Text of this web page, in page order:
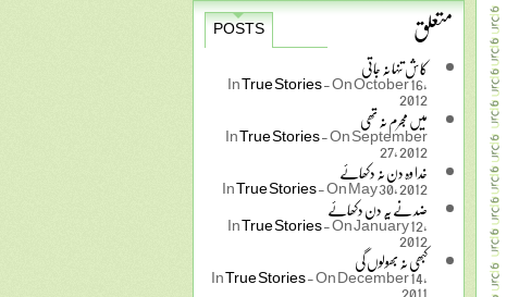
متعلق
POSTS
کاش تنہا نہ جاتی
InTrue Stories-On October 16,
2012
میں مجرم نہ تھی InTrue Stories-On September
27, 2012
خدا وہ دن نہ دکھائے InTrue Stories-On May 30, 2012
ضد نے یہ دن دکھائے InTrue Stories-On January 12,
2012
کبھی نہ بھولوں گی InTrue Stories-On December 14,